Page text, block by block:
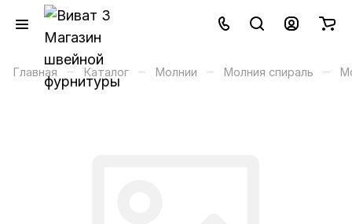
Главная – Каталог – Молнии – Молния спираль –